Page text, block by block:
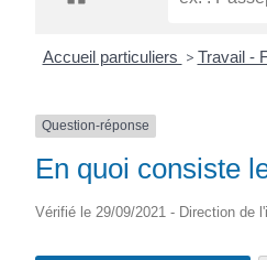
Accueil particuliers > Travail -
Question-réponse
En quoi consiste
Vérifié le 29/09/2021 - Direction de